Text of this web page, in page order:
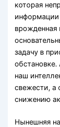
которая
информации
врожденная
задачу в
наш
свежести, а
снижению
Нынешняя